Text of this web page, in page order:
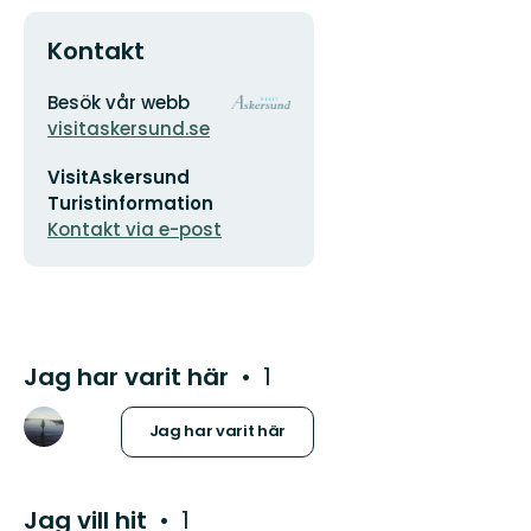
Kontakt
Adress
Besök vår webb
visitaskersund.se
postadress
VisitAskersund
Turistinformation
Kontakt via e-post
Organisationens
Jag har varit här 1
Jag har varit här
Jag vill hit 1